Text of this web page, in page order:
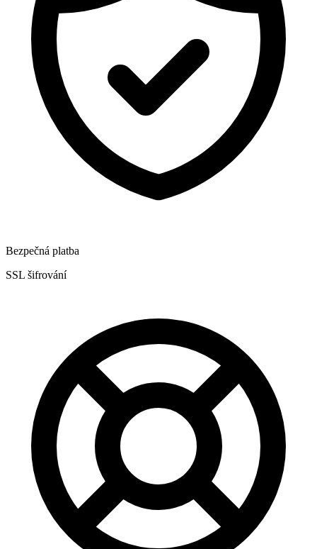
Bezpečná platba
SSL šifrování